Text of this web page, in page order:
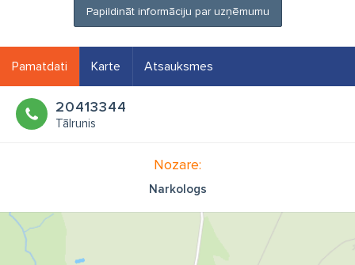
Papildināt informāciju par uzņēmumu
Pamatdati Karte Atsauksmes
20413344
Tālrunis
Nozare:
Narkologs